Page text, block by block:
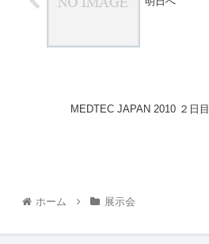
MEDTEC JAPAN 2010 ２日目
ホーム 展示会